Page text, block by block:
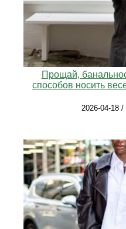
Прощай,
способов носить
2026-04-18